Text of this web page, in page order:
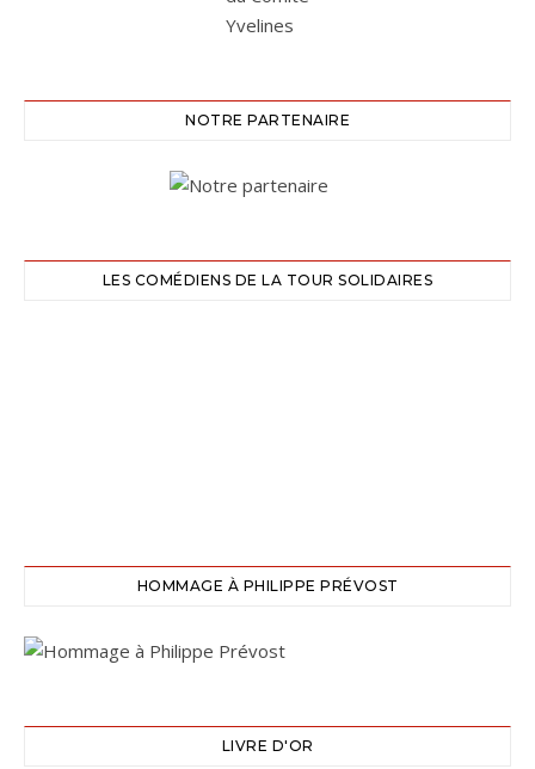
NOTRE PARTENAIRE
LES COMÉDIENS DE LA TOUR SOLIDAIRES
HOMMAGE À PHILIPPE PRÉVOST
LIVRE D'OR